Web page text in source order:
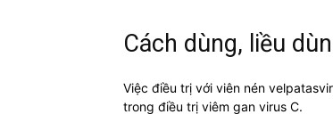
Cách dùng, liều
Việc điều trị với viên nén
trong điều trị viêm gan virus C.